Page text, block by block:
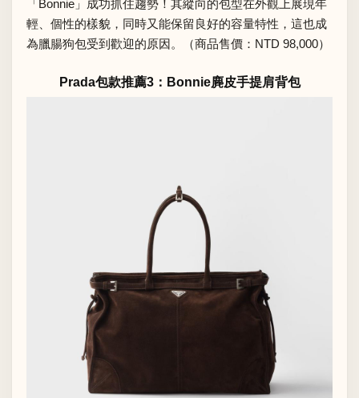
「Bonnie」成功抓住趨勢！其縱向的包型在外觀上展現年
輕、個性的樣貌，同時又能保留良好的容量特性，這也成
為臘腸狗包受到歡迎的原因。（商品售價：NTD 98,000）
Prada包款推薦3：Bonnie麂皮手提肩背包